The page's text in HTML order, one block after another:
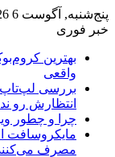
پنج‌شنبه, آگوست 6 2026
خبر فوری
واقعی
انتظارش رو
چرا و چطور ویندوز ۱۱ هوم رو به پرو
مصرف